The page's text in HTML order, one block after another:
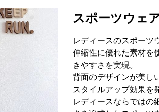
スポーツウェ
レディースのスポーツ
伸縮性に優れた素材を
きやすさを実現。
背面のデザインが美し
スタイルアップ効果を
レディースならではの